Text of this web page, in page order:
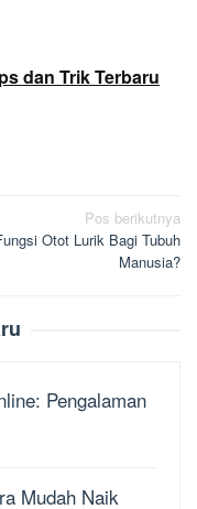
dan Trik Terbaru
Pos berikutnya
Otot Lurik Bagi Tubuh
Manusia?
Pengalaman
Mudah Naik